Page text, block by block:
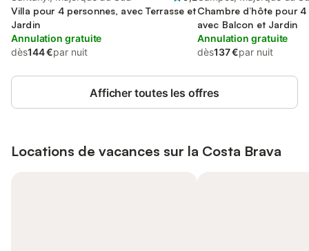
Villa pour 4 personnes, avec Terrasse et
Jardin
Annulation gratuite
dès144 €par nuit
Chambre d’hôte pour
avec Balcon et Jardin
Annulation gratuite
dès137 €par nuit
Afficher toutes les offres
Locations de vacances sur la Costa Brava